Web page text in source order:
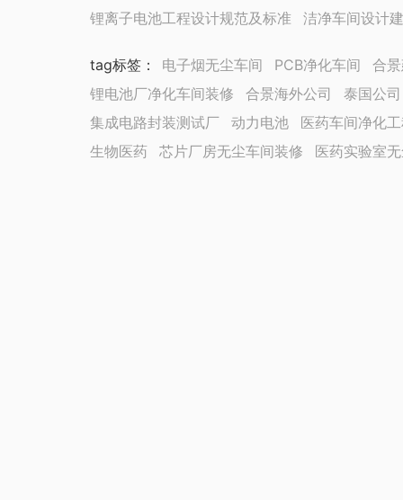
锂离子电池工程设计规范及标准 洁净车间设计
tag标签 ： 电子烟无尘车间 PCB净化车间
合
锂电池厂净化车间装修
合景海外公司
泰国公司
集成电路封装测试厂
动力电池
医药车间净化
生物医药
芯片厂房无尘车间装修 医药实验室